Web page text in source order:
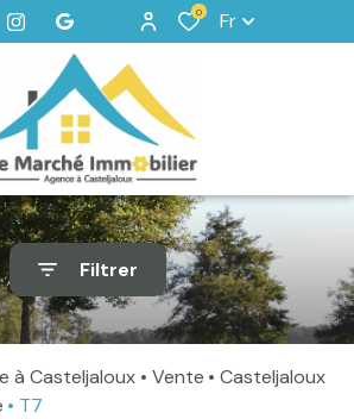
0 Fr
Filtrer
à Casteljaloux Vente
Casteljaloux
T7